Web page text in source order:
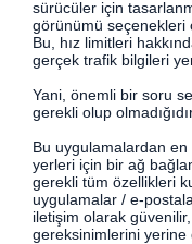
sürücüler için
görünümü seçenekleri
Bu, hız limitleri
gerçek trafik bilgileri
Yani, önemli bir soru
gerekli olup
Bu uygulamalardan
yerleri için bir ağ
gerekli tüm özellikleri
uygulamalar / e-
iletişim olarak güvenilir,
gereksinimlerini yerine